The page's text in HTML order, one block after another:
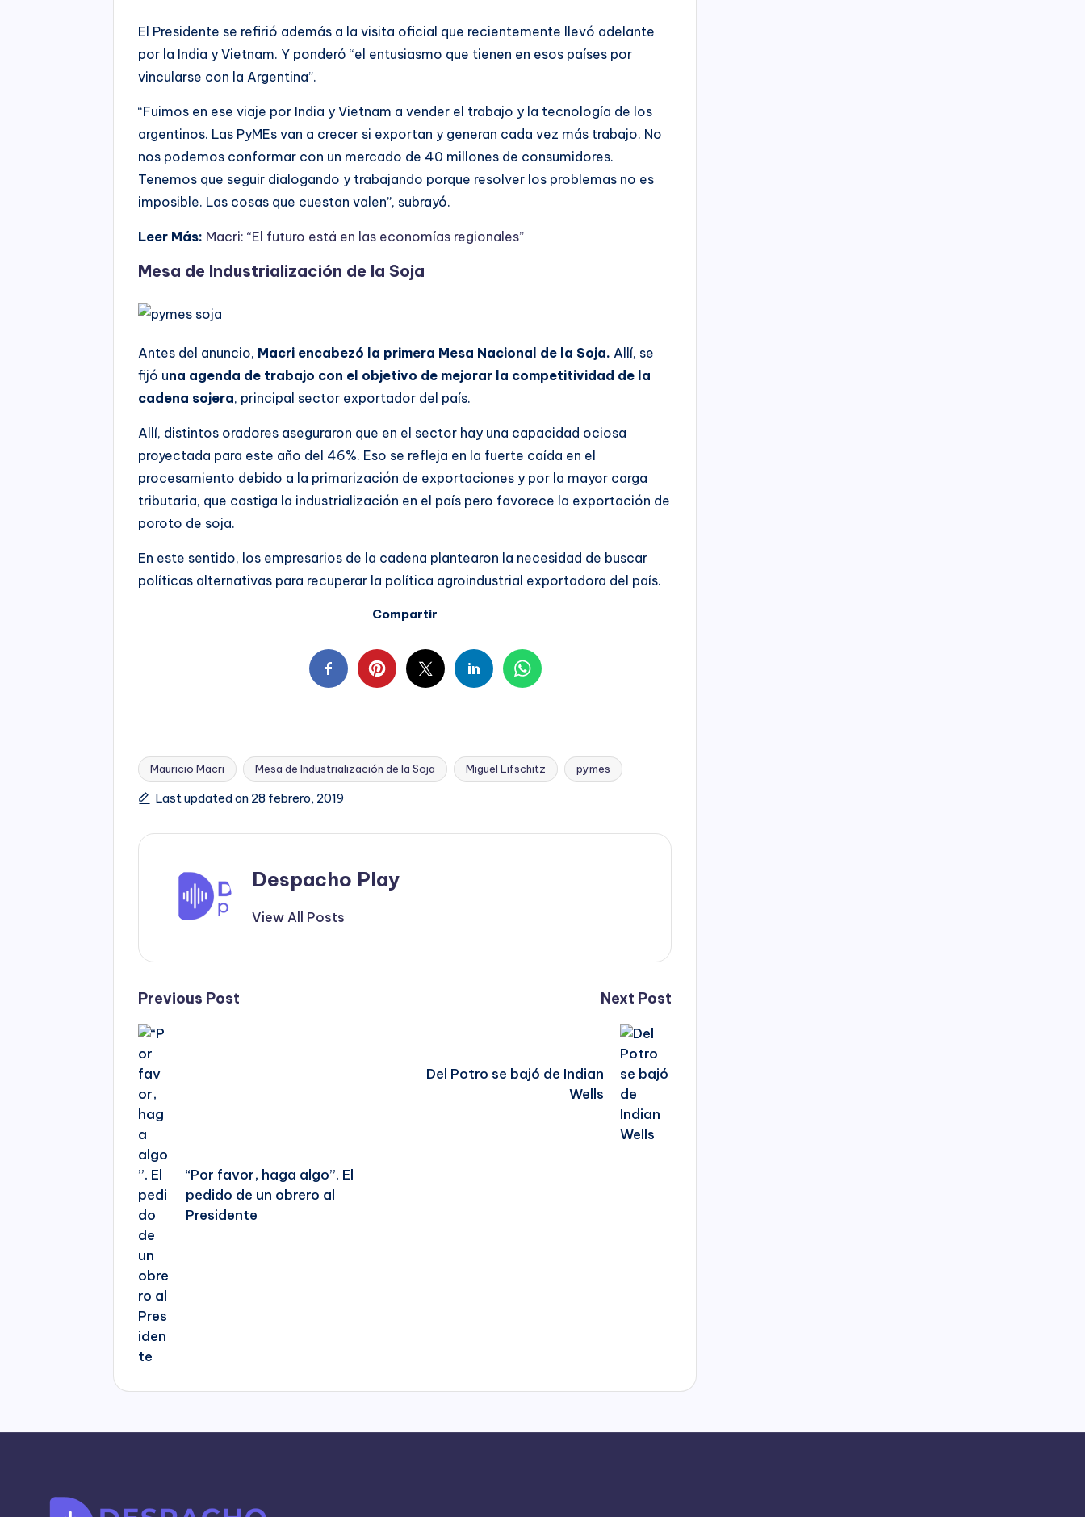
El Presidente se refirió además a la visita oficial que recientemente llevó adelante
por la India y Vietnam. Y ponderó “el entusiasmo que tienen en esos países por
vincularse con la Argentina”.
“Fuimos en ese viaje por India y Vietnam a vender el trabajo y la tecnología de los
argentinos. Las PyMEs van a crecer si exportan y generan cada vez más trabajo. No
nos podemos conformar con un mercado de 40 millones de consumidores.
Tenemos que seguir dialogando y trabajando porque resolver los problemas no es
imposible. Las cosas que cuestan valen”, subrayó.
Leer Más: Macri: “El futuro está en las economías regionales”
Mesa de Industrialización de la Soja
Antes del anuncio, Macri encabezó la primera Mesa Nacional de la Soja.Allí, se
fijó una agenda de trabajo con el objetivo de mejorar la competitividad de la
cadena sojera, principal sector exportador del país.
Allí, distintos oradores aseguraron que en el sector hay una capacidad ociosa
proyectada para este año del 46%. Eso se refleja en la fuerte caída en el
procesamiento debido a la primarización de exportaciones y por la mayor carga
tributaria, que castiga la industrialización en el país pero favorece la exportación de
poroto de soja.
En este sentido, los empresarios de la cadena plantearon la necesidad de buscar
políticas alternativas para recuperar la política agroindustrial exportadora del país.
Compartir
Tags:
Mauricio Macri Mesa de Industrialización de la Soja Miguel Lifschitz pymes
Last updated on 28 febrero, 2019
Despacho Play
View All Posts
Post
navigation
Previous Post
“Por favor, haga algo”. El
pedido de un obrero al
Presidente
Next Post
Del Potro se bajó de Indian
Wells